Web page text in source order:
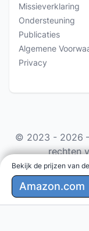
Amazon.com
Missieverklaring
Ondersteuning
Publicaties
Algemene
Privacy
© 2023 - 2026
rechten
Als Amazon